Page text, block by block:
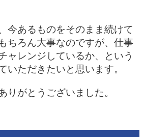
今あるものをそのまま続けて
ちろん大事なのですが、仕事
ャレンジしているか、という
いただきたいと思います。
りがとうございました。